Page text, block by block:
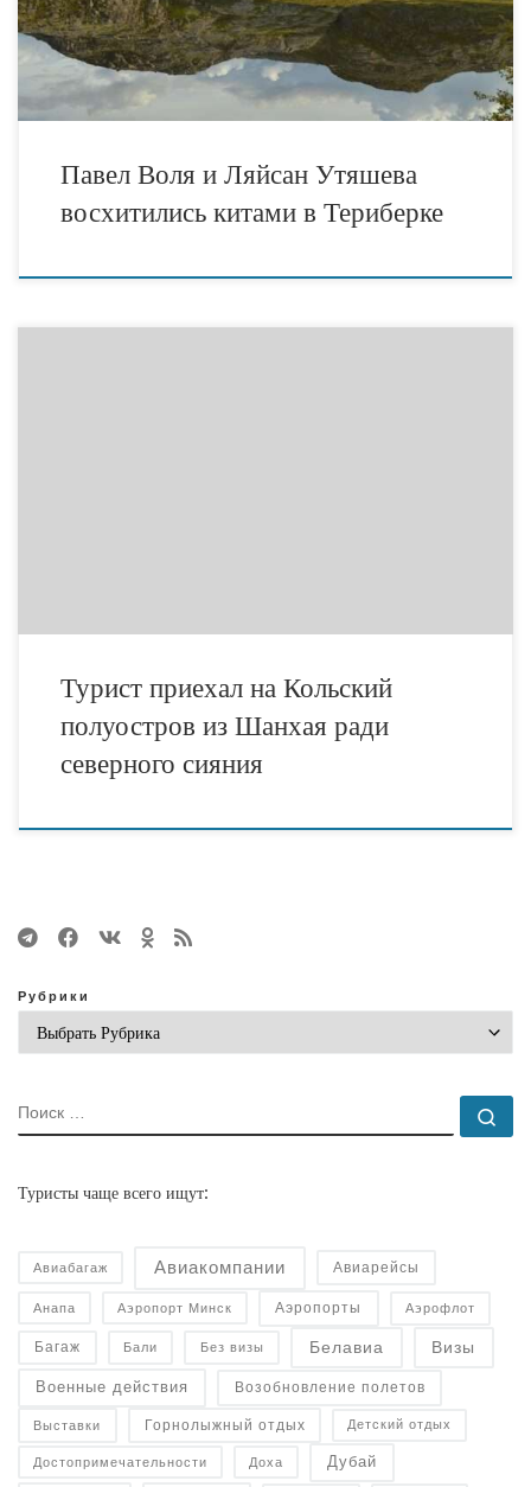
вопросом: это было ради мечты или рекламы? Некоторые
считают, что звезды приехали […]
Павел Воля и Ляйсан Утяшева
восхитились китами в Териберке
Турист приехал на Кольский
полуостров из Шанхая ради
северного сияния
Рубрики
ПОИСК
Туристы чаще всего ищут:
Авиабагаж Авиакомпании Авиарейсы
Анапа Аэропорт Минск Аэропорты Аэрофлот
Багаж Бали Без визы Белавиа Визы
Военные действия Возобновление полетов
Выставки Горнолыжный отдых Детский отдых
Достопримечательности Доха Дубай